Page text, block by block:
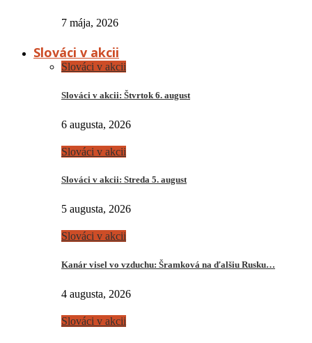
7 mája, 2026
Slováci v akcii
Slováci v akcii
Slováci v akcii: Štvrtok 6. august
6 augusta, 2026
Slováci v akcii
Slováci v akcii: Streda 5. august
5 augusta, 2026
Slováci v akcii
Kanár visel vo vzduchu: Šramková na ďalšiu Rusku…
4 augusta, 2026
Slováci v akcii